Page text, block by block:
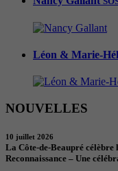
Léon & Marie-
NOUVELLES
10 juillet 2026
La Côte-de-Beaupré célèbre
Reconnaissance – Une